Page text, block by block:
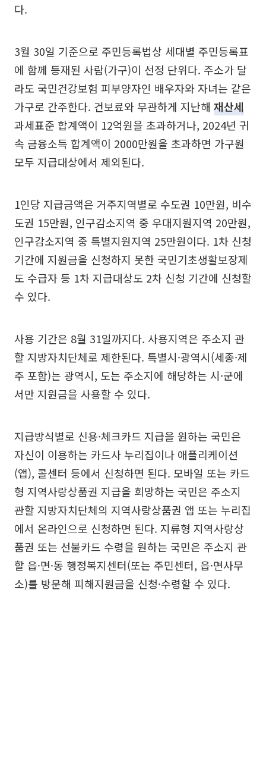
다.
3월 30일 기준으로 주민등록법상 세대별 주민등록표
에 함께 등재된 사람(가구)이 선정 단위다. 주소가 달
라도 국민건강보험 피부양자인 배우자와 자녀는 같은
가구로 간주한다. 건보료와 무관하게 지난해 재산세
과세표준 합계액이 12억원을 초과하거나, 2024년 귀
속 금융소득 합계액이 2000만원을 초과하면 가구원
모두 지급대상에서 제외된다.
1인당 지급금액은 거주지역별로 수도권 10만원, 비수
도권 15만원, 인구감소지역 중 우대지원지역 20만원,
인구감소지역 중 특별지원지역 25만원이다. 1차 신청
기간에 지원금을 신청하지 못한 국민기초생활보장제
도 수급자 등 1차 지급대상도 2차 신청 기간에 신청할
수 있다.
사용 기간은 8월 31일까지다. 사용지역은 주소지 관
할 지방자치단체로 제한된다. 특별시·광역시(세종·제
주 포함)는 광역시, 도는 주소지에 해당하는 시·군에
서만 지원금을 사용할 수 있다.
지급방식별로 신용·체크카드 지급을 원하는 국민은
자신이 이용하는 카드사 누리집이나 애플리케이션
(앱), 콜센터 등에서 신청하면 된다. 모바일 또는 카드
형 지역사랑상품권 지급을 희망하는 국민은 주소지
관할 지방자치단체의 지역사랑상품권 앱 또는 누리집
에서 온라인으로 신청하면 된다. 지류형 지역사랑상
품권 또는 선불카드 수령을 원하는 국민은 주소지 관
할 읍·면·동 행정복지센터(또는 주민센터, 읍·면사무
소)를 방문해 피해지원금을 신청·수령할 수 있다.